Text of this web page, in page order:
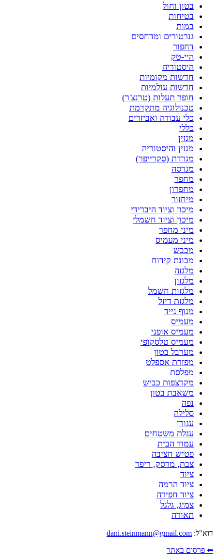
בטון וחול
בטיחות
במות
גנרטורים ומדחסים
דחפור
היי-טק
היסטוריה
חדשות מקומיות
חדשות עולמיות
חופר תעלות (טרנצ'ר)
טכנולוגיה מתקדמת
כלי עבודה ואביזרים
כללי
מגזין
מגזין והיסטוריה
מגרדת (סקרייפר)
מגרסה
מחפר
מחפרון
מיחזור
מיכון וציוד היברידי
מיכון וציוד חשמלי
מיני מחפר
מיני מעמיס
מכבש
מכונת קידוח
מלגזה
מלגזון
מלגזות חשמל
מלגזת דיזל
מנוף נייד
מעמיס
מעמיס אופני
מעמיס טלסקופי
מערבל בטון
מפזרת אספלט
מפלסת
מקרצפות כביש
משאבת בטון
נפה
סלילה
עגורן
עגלת משטחים
עמוד הבית
פטיש חציבה
צבת, מרסק, ריפר
ציוד
ציוד הרמה
ציוד חפירה
צמיג, גלגל
תאורה
דוא"ל: dani.steinmann@gmail.com
⬅ פרסום באתר